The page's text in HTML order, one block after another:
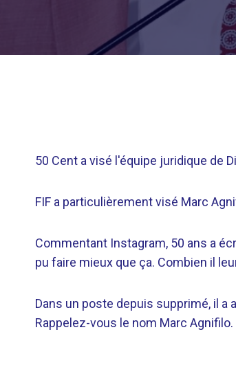
50 Cent a visé l'équipe juridique de
FIF a particulièrement visé Marc
Commentant Instagram, 50 ans a
pu faire mieux que ça. Combien il
Dans un poste depuis supprimé, il a
Rappelez-vous le nom Marc